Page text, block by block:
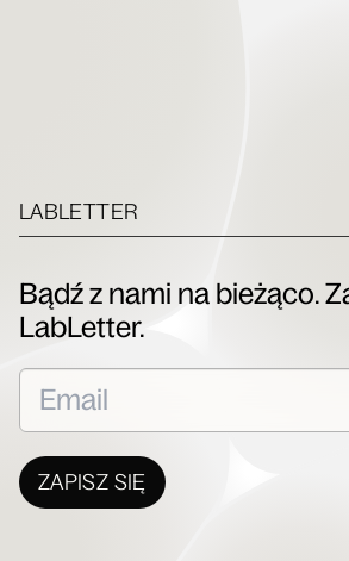
LABLETTER
Bądź z nami na bieżąco.
LabLetter.
ZAPISZ SIĘ